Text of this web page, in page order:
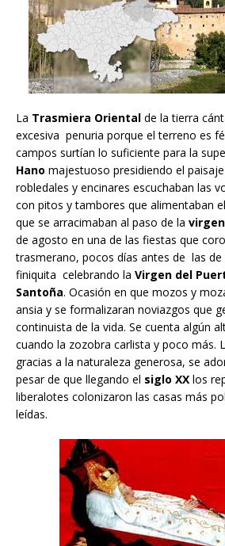
La Trasmiera Oriental de la tierra
excesiva penuria porque el terreno es
campos surtían lo suficiente para la
Hano majestuoso presidiendo el
robledales y encinares escuchaban las
con pitos y tambores que alimentaban
que se arracimaban al paso de la
de agosto en una de las fiestas que
trasmerano, pocos días antes de las de
finiquita celebrando la Virgen del
Santoña. Ocasión en que mozos y
ansia y se formalizaran noviazgos que
continuista de la vida. Se cuenta algún
cuando la zozobra carlista y poco más.
gracias a la naturaleza generosa, se
pesar de que llegando el siglo XX los
liberalotes colonizaron las casas más
leídas.